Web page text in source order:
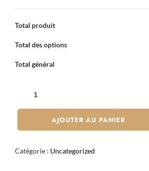
Total produit
Total des options
Total général
FRAISE
AJOUTER AU PANIER
Catégorie : Uncategorized